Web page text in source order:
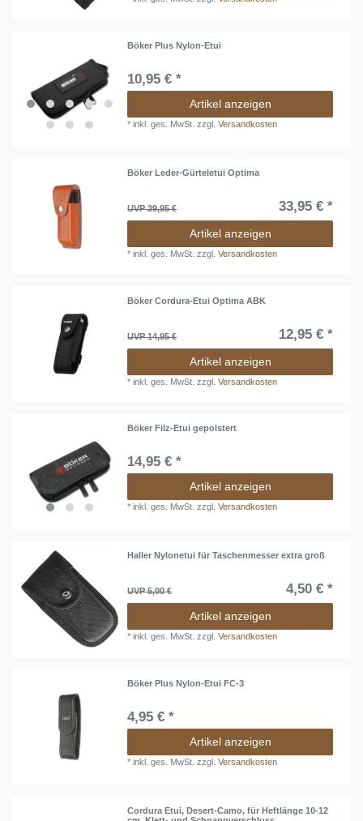
Böker Plus Nylon-Etui
10,95 € *
Artikel anzeigen
*inkl. ges. MwSt. zzgl.Versandkosten
Böker Leder-Gürteletui Optima
UVP 39,95 € 33,95 € *
Artikel anzeigen
*inkl. ges. MwSt. zzgl.Versandkosten
Böker Cordura-Etui Optima ABK
UVP 14,95 € 12,95 € *
Artikel anzeigen
*inkl. ges. MwSt. zzgl.Versandkosten
Böker Filz-Etui gepolstert
14,95 € *
Artikel anzeigen
*inkl. ges. MwSt. zzgl.Versandkosten
Haller Nylonetui für Taschenmesser extra groß
UVP 5,00 € 4,50 € *
Artikel anzeigen
*inkl. ges. MwSt. zzgl.Versandkosten
Böker Plus Nylon-Etui FC-3
4,95 € *
Artikel anzeigen
*inkl. ges. MwSt. zzgl.Versandkosten
Cordura Etui, Desert-Camo, für Heftlänge 10-12